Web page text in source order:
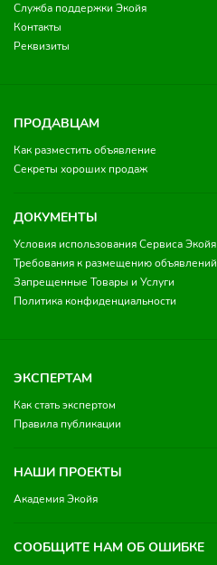
Служба поддержки Экойя
Контакты
Реквизиты
ПРОДАВЦАМ
Как разместить объявление
Секреты хороших продаж
ДОКУМЕНТЫ
Условия использования Сервиса Экойя
Требования к размещению объявлений
Запрещенные Товары и Услуги
Политика конфиденциальности
ЭКСПЕРТАМ
Как стать экспертом
Правила публикации
НАШИ ПРОЕКТЫ
Академия Экойя
СООБЩИТЕ НАМ ОБ ОШИБКЕ